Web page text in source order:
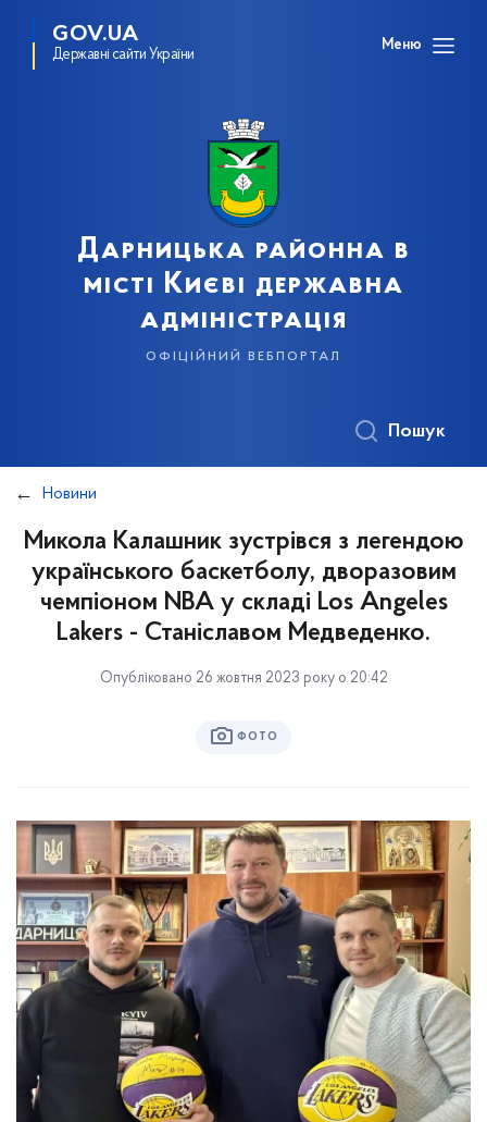
GOV.UA
Державні сайти України
Меню
Дарницька районна в
місті Києві державна
адміністрація
офіційний вебпортал
Пошук
Новини
Микола Калашник зустрівся з легендою
українського баскетболу, дворазовим
чемпіоном NBA у складі Los Angeles
Lakers - Станіславом Медведенко.
Опубліковано 26 жовтня 2023 року о 20:42
ФОТО